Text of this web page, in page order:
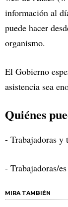
información al
puede hacer
organismo.
El Gobierno
asistencia sea
Quiénes
- Trabajadoras y
- Trabajadoras/
MIRA TAMBIÉN